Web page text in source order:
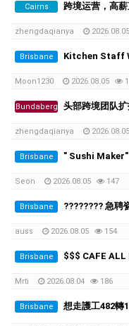
Cairns 跨境运营，高
zhengdaqianya 2026.08.05
Brisbane Kitchen Staff
Moon1230 2026.08.05
Bundaberg 头部跨境团队
zhengdaqianya 2026.08.05
Brisbane " Sushi
Seon 2026.08.05 147
Brisbane ???????? 急聘瓷
auss 2026.08.05 154
Brisbane $$$ CAFE ALL
Mrti 2026.08.04 186
Brisbane 想走護工482轉186卻找不